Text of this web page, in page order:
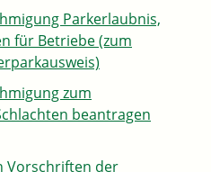
Parkerlaubnis,
für Betriebe (zum
zum
beantragen
Vorschriften der